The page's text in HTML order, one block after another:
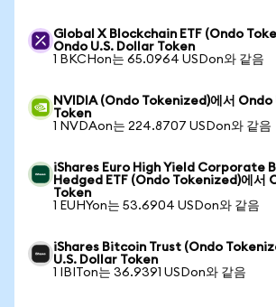
Global X Blockchain ETF (Ondo
Ondo U.S. Dollar Token
1 BKCHon는 65.0964 USDon와 같음
NVIDIA (Ondo Tokenized)에서 Ondo
Token
1 NVDAon는 224.8707 USDon와 같음
iShares Euro High Yield Corporate
Hedged ETF (Ondo Tokenized)에서
Token
1 EUHYon는 53.6904 USDon와 같음
iShares Bitcoin Trust (Ondo
U.S. Dollar Token
1 IBITon는 36.9391 USDon와 같음